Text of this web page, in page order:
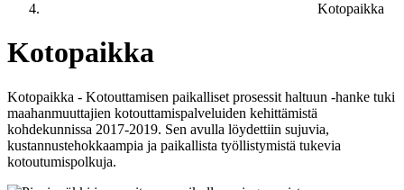
Kotopaikka
Kotopaikka
Kotopaikka - Kotouttamisen paikalliset prosessit haltuun -hanke tuki
maahanmuuttajien kotouttamispalveluiden kehittämistä
kohdekunnissa 2017-2019. Sen avulla löydettiin sujuvia,
kustannustehokkaampia ja paikallista työllistymistä tukevia
kotoutumispolkuja.